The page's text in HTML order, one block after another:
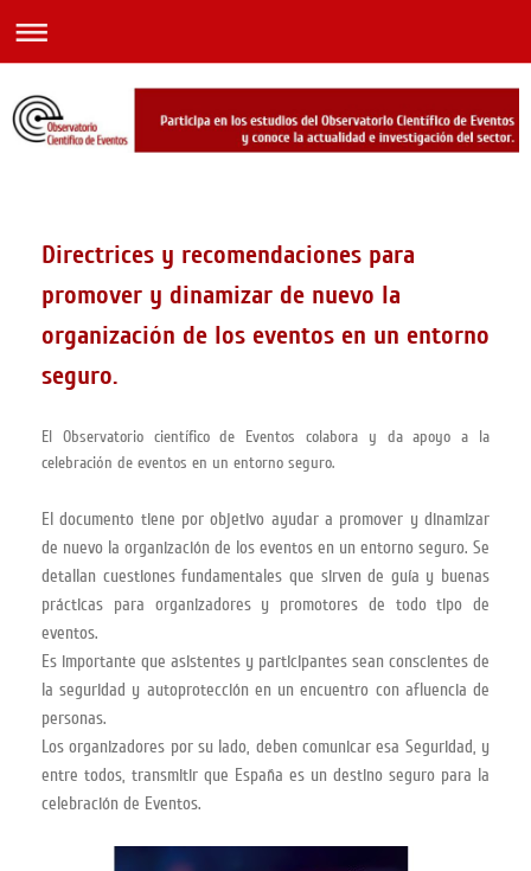
Directrices y recomendaciones para
promover y dinamizar de nuevo la
organización de los eventos en un entorno
seguro.
El Observatorio científico de Eventos colabora y da apoyo a la
celebración de eventos en un entorno seguro.
El documento tiene por objetivo ayudar a promover y dinamizar
de nuevo la organización de los eventos en un entorno seguro. Se
detallan cuestiones fundamentales que sirven de guía y buenas
prácticas para organizadores y promotores de todo tipo de
eventos.
Es importante que asistentes y participantes sean conscientes de
la seguridad y autoprotección en un encuentro con afluencia de
personas.
Los organizadores por su lado, deben comunicar esa Seguridad, y
entre todos, transmitir que España es un destino seguro para la
celebración de Eventos.